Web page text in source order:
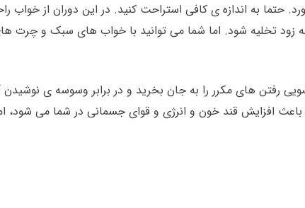
به اندازه ی کافی استراحت کنید. در این دوران از خواب
زود تخلیه شود. اما شما می توانید با خواب های سبک و چرت
رفتن های مکرر را به جان بخرید و در برابر وسوسه ی نوشیدن
افزایش قند خون و انرژی و قوای جسمانی در شما می شود،